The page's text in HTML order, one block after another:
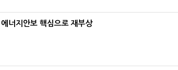
너지안보 핵심으로 재부상